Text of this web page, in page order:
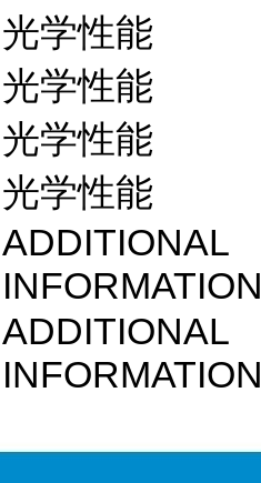
光学性能
光学性能
光学性能
光学性能
ADDITIONAL
INFORMATION
ADDITIONAL
INFORMATION